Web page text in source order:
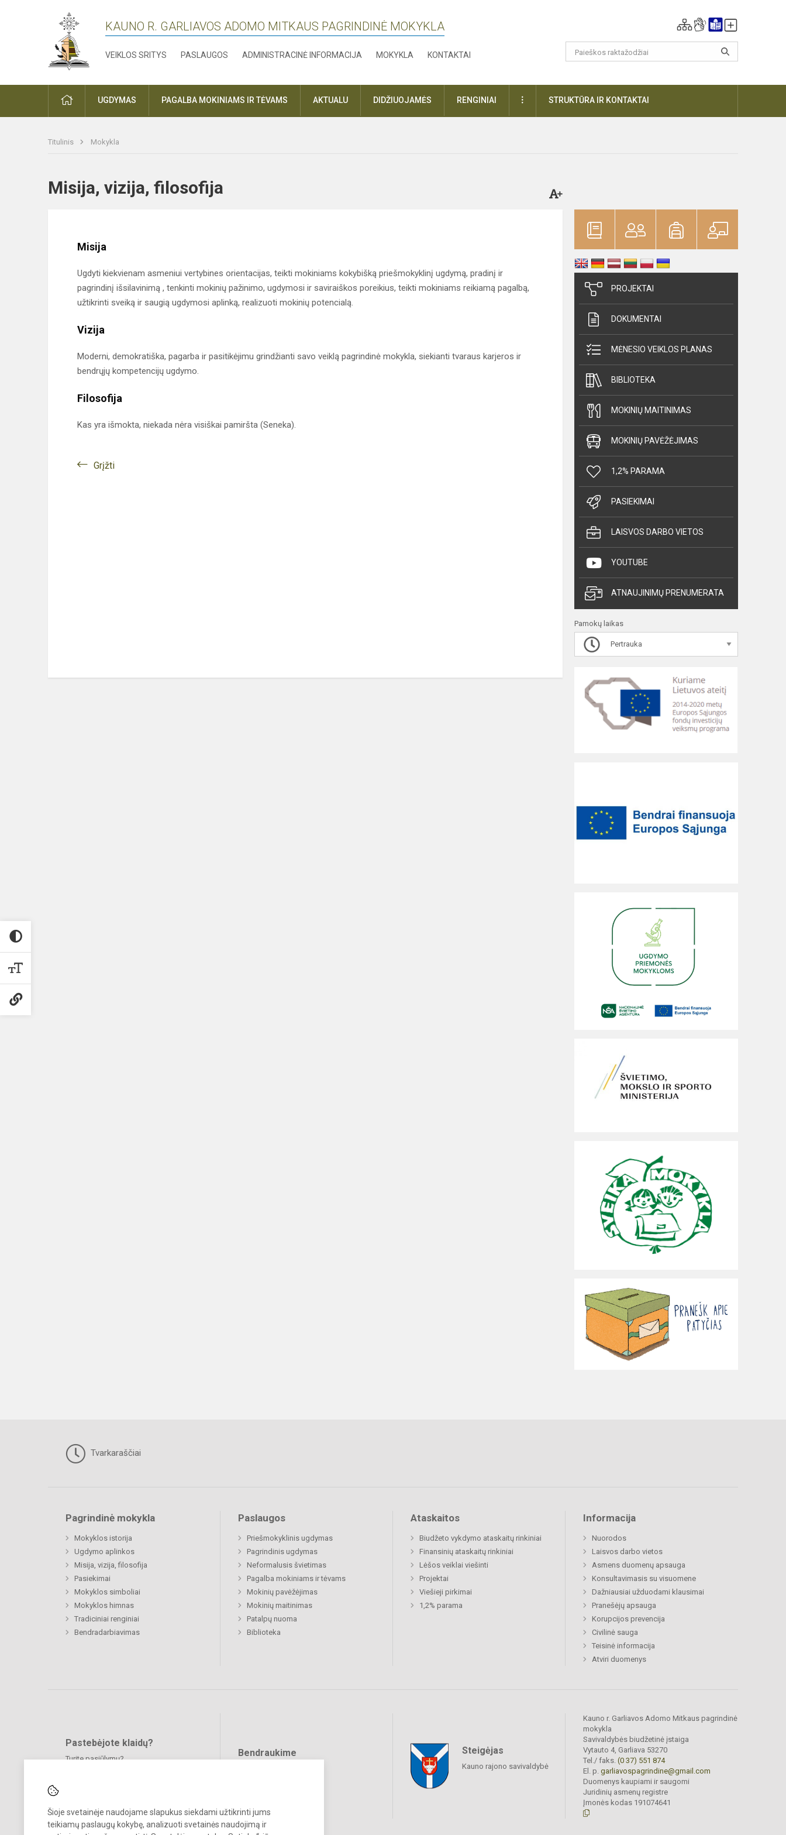
Šioje svetainėje naudojame slapukus siekdami užtikrinti jums
teikiamų paslaugų kokybę, analizuoti svetainės naudojimą ir
KAUNO R. GARLIAVOS ADOMO MITKAUS PAGRINDINĖ MOKYKLA
VEIKLOS SRITYS PASLAUGOS ADMINISTRACINĖ INFORMACIJA MOKYKLA KONTAKTAI
PRADŽIAUGDYMAS PAGALBA MOKINIAMS IR TĖVAMS AKTUALU DIDŽIUOJAMĖS RENGINIAI DAUGIAUSTRUKTŪRA IR KONTAKTAI
Titulinis Mokykla
Misija, vizija, filosofija
Misija
Ugdyti kiekvienam asmeniui vertybines orientacijas, teikti mokiniams kokybišką priešmokyklinį ugdymą, pradinį ir
pagrindinį išsilavinimą , tenkinti mokinių pažinimo, ugdymosi ir saviraiškos poreikius, teikti mokiniams reikiamą pagalbą,
užtikrinti sveiką ir saugią ugdymosi aplinką, realizuoti mokinių potencialą.
Vizija
Moderni, demokratiška, pagarba ir pasitikėjimu grindžianti savo veiklą pagrindinė mokykla, siekianti tvaraus karjeros ir
bendrųjų kompetencijų ugdymo.
Filosofija
Kas yra išmokta, niekada nėra visiškai pamiršta (Seneka).
Grįžti
PROJEKTAI
DOKUMENTAI
MĖNESIO VEIKLOS PLANAS
BIBLIOTEKA
MOKINIŲ MAITINIMAS
MOKINIŲ PAVĖŽĖJIMAS
1,2% PARAMA
PASIEKIMAI
LAISVOS DARBO VIETOS
YOUTUBE
ATNAUJINIMŲ PRENUMERATA
Pamokų laikas
Pertrauka
Tvarkaraščiai
Pagrindinė mokykla
Mokyklos istorija
Ugdymo aplinkos
Misija, vizija, filosofija
Pasiekimai
Mokyklos simboliai
Mokyklos himnas
Tradiciniai renginiai
Bendradarbiavimas
Paslaugos
Priešmokyklinis ugdymas
Pagrindinis ugdymas
Neformalusis švietimas
Pagalba mokiniams ir tėvams
Mokinių pavėžėjimas
Mokinių maitinimas
Patalpų nuoma
Biblioteka
Ataskaitos
Biudžeto vykdymo ataskaitų rinkiniai
Finansinių ataskaitų rinkiniai
Lėšos veiklai viešinti
Projektai
Viešieji pirkimai
1,2% parama
Informacija
Nuorodos
Laisvos darbo vietos
Asmens duomenų apsauga
Konsultavimasis su visuomene
Dažniausiai užduodami klausimai
Pranešėjų apsauga
Korupcijos prevencija
Civilinė sauga
Teisinė informacija
Atviri duomenys
Pastebėjote klaidų?
Turite pasiūlymų?
Bendraukime Steigėjas
Kauno rajono savivaldybė
Kauno r. Garliavos Adomo Mitkaus pagrindinė
mokykla
Savivaldybės biudžetinė įstaiga
Vytauto 4, Garliava 53270
Tel./ faks. (0 37) 551 874
El. p. garliavospagrindine@gmail.com
Duomenys kaupiami ir saugomi
Juridinių asmenų registre
Įmonės kodas 191074641